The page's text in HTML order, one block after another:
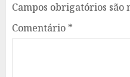
Campos obrigatórios são
Comentário *